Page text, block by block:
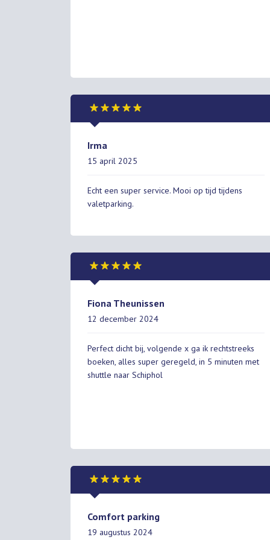
Irma
15 april 2025
Echt een super service. Mooi op tijd tijdens
valetparking.
Fiona Theunissen
12 december 2024
Perfect dicht bij, volgende x ga ik rechtstreeks
boeken, alles super geregeld, in 5 minuten met
shuttle naar Schiphol
Comfort parking
19 augustus 2024